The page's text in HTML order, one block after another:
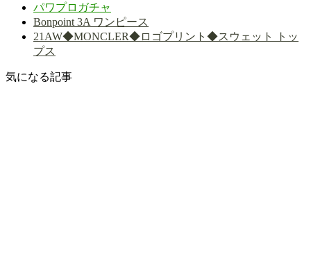
パワプロガチャ
Bonpoint 3A ワンピース
21AW◆MONCLER◆ロゴプリント◆スウェット トッ
プス
気になる記事